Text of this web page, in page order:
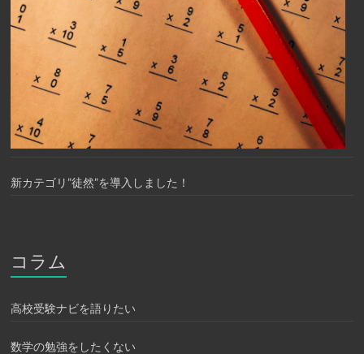
新カテゴリ”徒然”を導入しました！
コラム
高校受験ナビを語りたい
数学の勉強をしたくない